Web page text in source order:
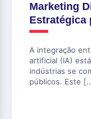
Marketing
Estratégica
A integração
artificial (IA)
indústrias se
públicos. Este